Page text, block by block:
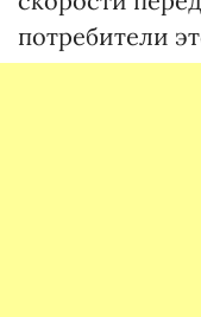
потребители